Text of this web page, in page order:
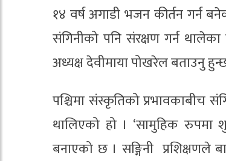
१४ वर्ष अगाडी भजन कीर्तन गर्न
संगिनीको पनि संरक्षण गर्न
अध्यक्ष देवीमाया पोखरेल बताउनु
पश्चिमा संस्कृतिको प्रभावकाबीच
थालिएको हो । ‘सामुहिक रुपमा
बनाएको छ । सङ्गिनी